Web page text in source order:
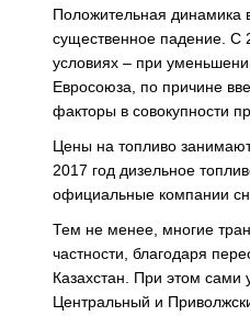
Положительная динамика
существенное падение. С
условиях – при
Евросоюза, по причине
факторы в совокупности
Цены на топливо
2017 год дизельное
официальные компании
Тем не менее, многие
частности, благодаря
Казахстан. При этом сами
Центральный и